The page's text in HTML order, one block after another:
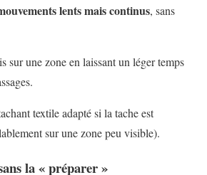
lents mais continus, sans
sur une zone en laissant un léger temps
textile adapté si la tache est
sur une zone peu visible).
la « préparer »